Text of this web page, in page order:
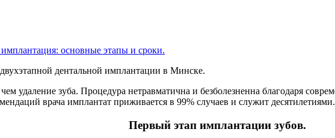
имплантация: основные этапы и сроки.
дентальной имплантации в Минске.
удаление зуба. Процедура нетравматична и безболезненна благодаря
врача имплантат приживается в 99% случаев и служит десятилетиями.
Первый этап имплантации зубов.